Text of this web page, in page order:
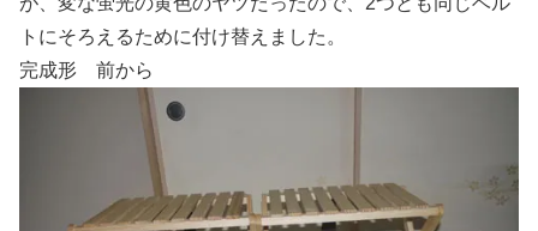
トにそろえるために付け替えました。
完成形 前から